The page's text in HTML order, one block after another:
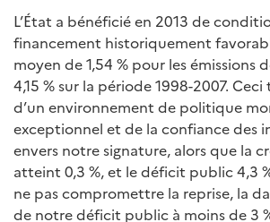
L’État a bénéficié en 2013 de
financement historiquement
moyen de 1,54 % pour les émissions
4,15 % sur la période 1998-2007.
d’un environnement de politique
exceptionnel et de la confiance des
envers notre signature, alors que la
atteint 0,3 %, et le déficit public 4,3
ne pas compromettre la reprise, la
de notre déficit public à moins de 3